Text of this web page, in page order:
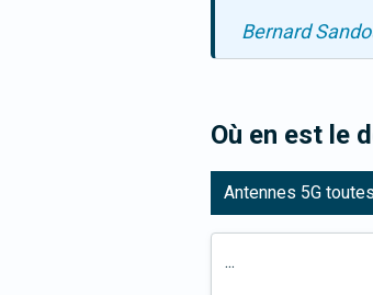
Bernard
Où en est le
Antennes 5G
...